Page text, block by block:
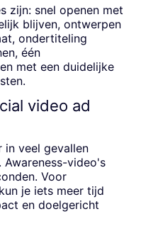
zijn: snel openen met
blijven, ontwerpen
ondertiteling
één
met een duidelijke
video ad
in veel gevallen
Awareness-video's
Voor
je iets meer tijd
en doelgericht